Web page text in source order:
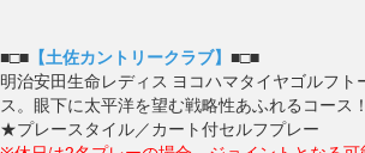
■□■ 【土佐カントリークラブ】 ■□■
明治安田生命レディス ヨコハマタイヤゴルフト
ス。眼下に太平洋を望む戦略性あふれるコース！
★プレースタイル／カート付セルフプレー